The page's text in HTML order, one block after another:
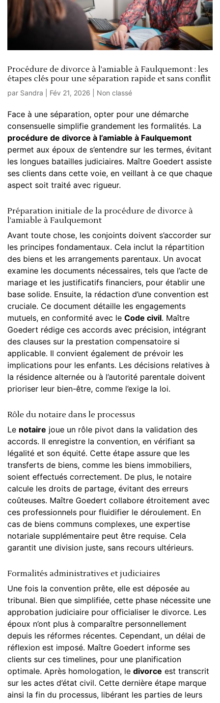
Procédure de divorce à l’amiable à Faulquemont : les
étapes clés pour une séparation rapide et sans conflit
par Sandra Fév 21, 2026 Non classé
Face à une séparation, opter pour une démarche
consensuelle simplifie grandement les formalités. La
procédure de divorce à l’amiable à Faulquemont
permet aux époux de s’entendre sur les termes, évitant
les longues batailles judiciaires. Maître Goedert assiste
ses clients dans cette voie, en veillant à ce que chaque
aspect soit traité avec rigueur.
Préparation initiale de la procédure de divorce à
l’amiable à Faulquemont
Avant toute chose, les conjoints doivent s’accorder sur
les principes fondamentaux. Cela inclut la répartition
des biens et les arrangements parentaux. Un avocat
examine les documents nécessaires, tels que l’acte de
mariage et les justificatifs financiers, pour établir une
base solide. Ensuite, la rédaction d’une convention est
cruciale. Ce document détaille les engagements
mutuels, en conformité avec le Code civil. Maître
Goedert rédige ces accords avec précision, intégrant
des clauses sur la prestation compensatoire si
applicable. Il convient également de prévoir les
implications pour les enfants. Les décisions relatives à
la résidence alternée ou à l’autorité parentale doivent
prioriser leur bien-être, comme l’exige la loi.
Rôle du notaire dans le processus
Le notaire joue un rôle pivot dans la validation des
accords. Il enregistre la convention, en vérifiant sa
légalité et son équité. Cette étape assure que les
transferts de biens, comme les biens immobiliers,
soient effectués correctement. De plus, le notaire
calcule les droits de partage, évitant des erreurs
coûteuses. Maître Goedert collabore étroitement avec
ces professionnels pour fluidifier le déroulement. En
cas de biens communs complexes, une expertise
notariale supplémentaire peut être requise. Cela
garantit une division juste, sans recours ultérieurs.
Formalités administratives et judiciaires
Une fois la convention prête, elle est déposée au
tribunal. Bien que simplifiée, cette phase nécessite une
approbation judiciaire pour officialiser le divorce. Les
époux n’ont plus à comparaître personnellement
depuis les réformes récentes. Cependant, un délai de
réflexion est imposé. Maître Goedert informe ses
clients sur ces timelines, pour une planification
optimale. Après homologation, le divorce est transcrit
sur les actes d’état civil. Cette dernière étape marque
ainsi la fin du processus, libérant les parties de leurs